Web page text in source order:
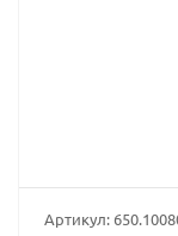
Артикул: